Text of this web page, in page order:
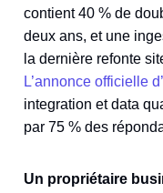
contient 40 % de
deux ans, et une
la dernière refonte
L’annonce officielle
integration et data
par 75 % des
Un propriétaire